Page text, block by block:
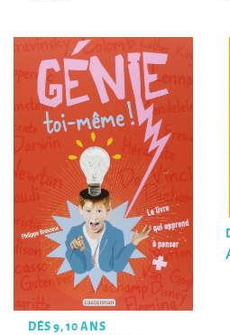
DÈS 9, 10 ANS